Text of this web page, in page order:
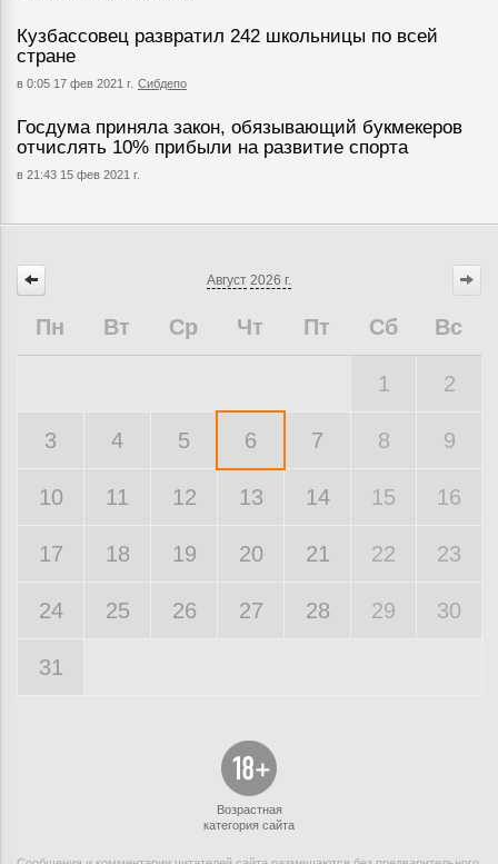
Кузбассовец развратил 242 школьницы по всей
стране
в 0:05 17 фев 2021 г. Сибдепо
Госдума приняла закон, обязывающий букмекеров
отчислять 10% прибыли на развитие спорта
в 21:43 15 фев 2021 г.
Август 2026 г.
Пн Вт Ср Чт Пт Сб Вс
1 2
3 4 5 6 7 8 9
10 11 12 13 14 15 16
17 18 19 20 21 22 23
24 25 26 27 28 29 30
31
Возрастная
категория сайта